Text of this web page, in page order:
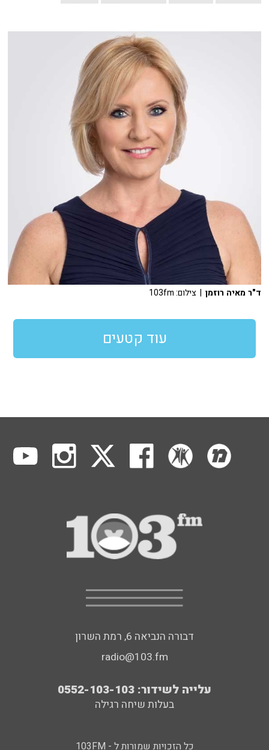
ד"ר מאיה רוזמן | צילום: 103fm
עוד קטעים
דבורה הנביאה 6, רמת השרון
radio@103.fm
עלייה לשידור: 0552-103-103
בעלות שיחה רגילה
כל הזכויות שמורות ל - 103FM